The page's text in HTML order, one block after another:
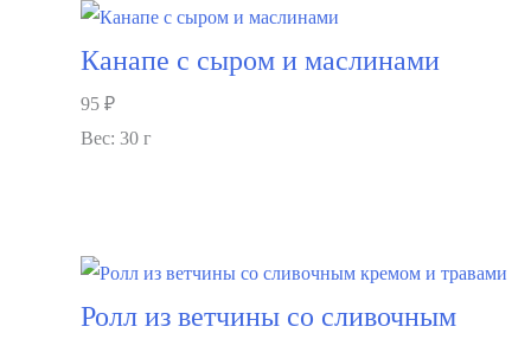
Красное"
Канапе с сыром и маслинами
95 ₽
Вес: 30 г
Ролл из ветчины со сливочным